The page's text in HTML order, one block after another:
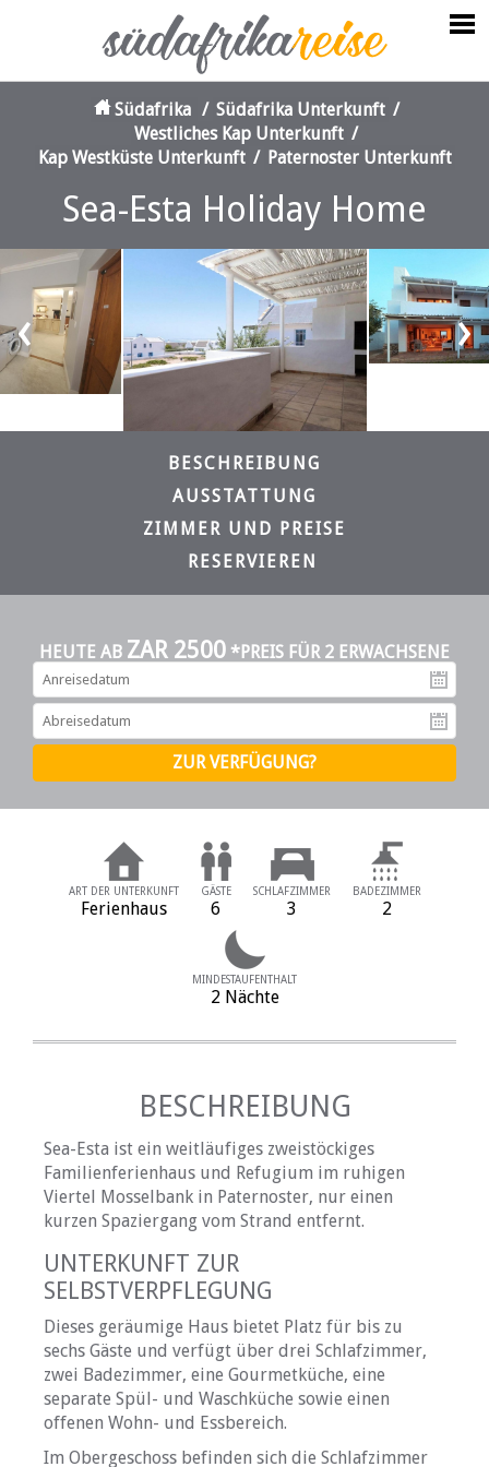
Südafrika / Südafrika Unterkunft /
Westliches Kap Unterkunft /
Kap Westküste Unterkunft / Paternoster Unterkunft
Sea-Esta Holiday Home
‹ ›
BESCHREIBUNG
AUSSTATTUNG
ZIMMER UND PREISE
RESERVIEREN
HEUTE AB ZAR 2500 *PREIS FÜR 2 ERWACHSENE
ART DER UNTERKUNFT
Ferienhaus
GÄSTE
6
SCHLAFZIMMER
3
BADEZIMMER
2
MINDESTAUFENTHALT
2 Nächte
BESCHREIBUNG
Sea-Esta ist ein weitläufiges zweistöckiges
Familienferienhaus und Refugium im ruhigen
Viertel Mosselbank in Paternoster, nur einen
kurzen Spaziergang vom Strand entfernt.
UNTERKUNFT ZUR
SELBSTVERPFLEGUNG
Dieses geräumige Haus bietet Platz für bis zu
sechs Gäste und verfügt über drei Schlafzimmer,
zwei Badezimmer, eine Gourmetküche, eine
separate Spül- und Waschküche sowie einen
offenen Wohn- und Essbereich.
Im Obergeschoss befinden sich die Schlafzimmer